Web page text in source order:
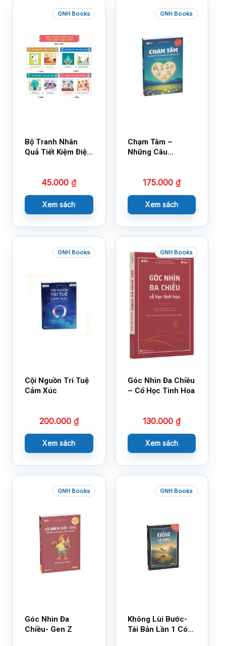
GNH Books
Bộ Tranh Nhân
Quả Tiết Kiệm Điện
45.000₫
Xem sách
GNH Books
Chạm Tâm –
Những Câu
175.000 ₫
Xem sách
GNH Books
Cội Nguồn Trí Tuệ
Cảm Xúc
200.000 ₫
Xem sách
GNH Books
Góc Nhìn Đa Chiều
– Cổ Học Tinh Hoa
130.000 ₫
Xem sách
GNH Books
Góc Nhìn Đa
Chiều- Gen Z
GNH Books
Không Lùi Bước-
Tái Bản Lần 1 Có